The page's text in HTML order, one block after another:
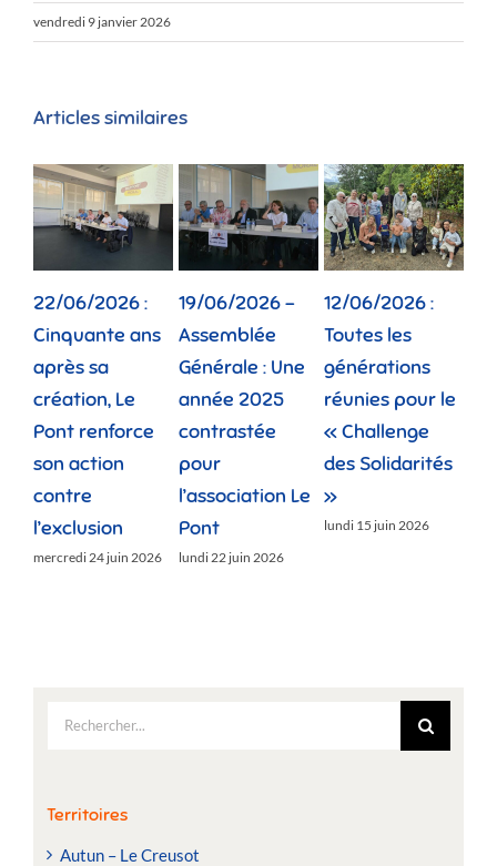
vendredi 9 janvier 2026
Articles similaires
22/06/2026 :
Cinquante ans
après sa
création, Le
Pont renforce
son action
contre
l’exclusion
mercredi 24 juin 2026
19/06/2026 –
Assemblée
Générale : Une
année 2025
contrastée
pour
l’association Le
Pont
lundi 22 juin 2026
12/06/2026 :
Toutes les
générations
réunies pour le
« Challenge
des Solidarités
»
lundi 15 juin 2026
Rechercher:
Territoires
Autun – Le Creusot